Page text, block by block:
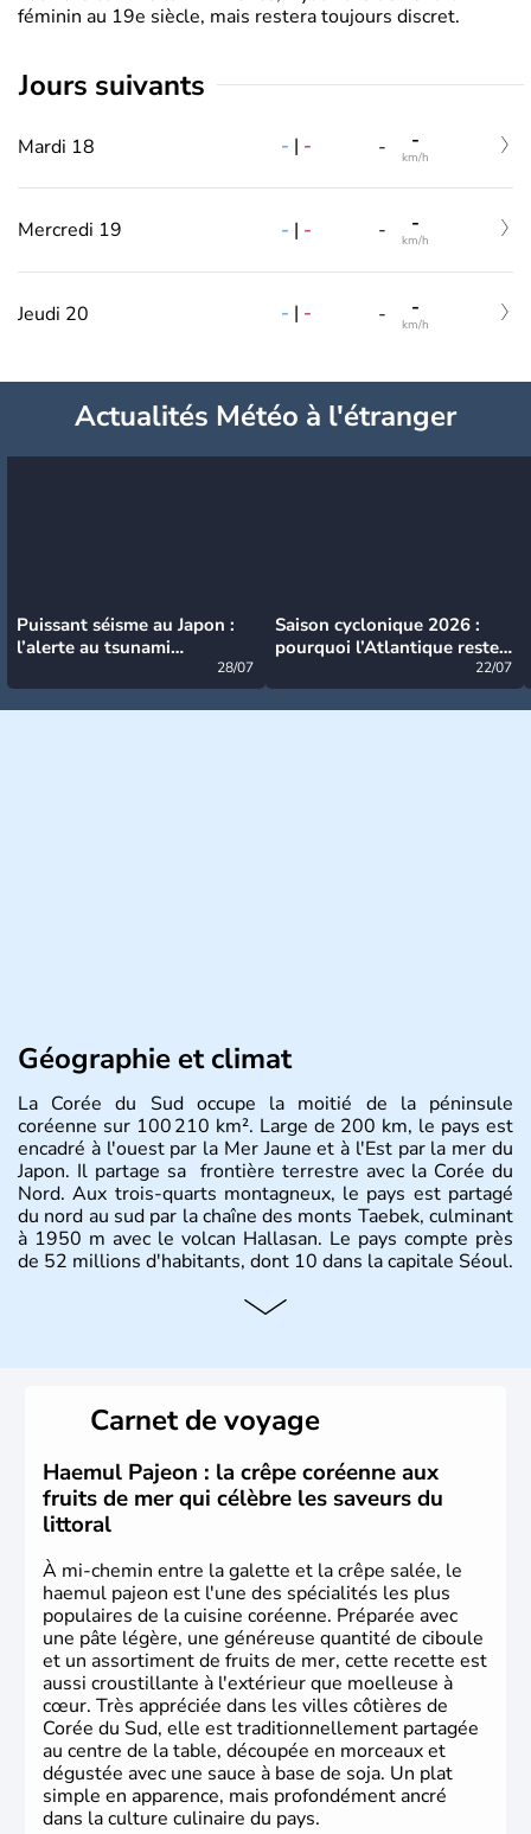
féminin au 19e siècle, mais restera toujours discret.
jours suivants
Mardi 18 - | - - -
km/h
Mercredi 19 - | - - -
km/h
Jeudi 20 - | - - -
km/h
Actualités Météo à l'étranger
Puissant séisme au Japon :
l’alerte au tsunami
28/07
Saison cyclonique 2026 :
pourquoi l’Atlantique reste
22/07
Géographie et climat
La Corée du Sud occupe la moitié de la péninsule
coréenne sur 100 210 km². Large de 200 km, le pays est
encadré à l'ouest par la Mer Jaune et à l'Est par la mer du
Japon. Il partage sa frontière terrestre avec la Corée du
Nord. Aux trois-quarts montagneux, le pays est partagé
du nord au sud par la chaîne des monts Taebek, culminant
à 1950 m avec le volcan Hallasan. Le pays compte près
de 52 millions d'habitants, dont 10 dans la capitale Séoul.
Histoire et administration
christianisme et le bouddhisme en sont les deux
principales religions. Ce pays partage sa culture avec la
Corée du Nord. Les Jeux Olympiques s’y sont déroulés en
1988, de même que la Coupe du Monde de football en
2002, en collaboration avec le Japon.
Carnet de voyage
Haemul Pajeon : la crêpe coréenne aux
fruits de mer qui célèbre les saveurs du
littoral
À mi-chemin entre la galette et la crêpe salée, le
haemul pajeon est l'une des spécialités les plus
populaires de la cuisine coréenne. Préparée avec
une pâte légère, une généreuse quantité de ciboule
et un assortiment de fruits de mer, cette recette est
aussi croustillante à l'extérieur que moelleuse à
cœur. Très appréciée dans les villes côtières de
Corée du Sud, elle est traditionnellement partagée
au centre de la table, découpée en morceaux et
dégustée avec une sauce à base de soja. Un plat
simple en apparence, mais profondément ancré
dans la culture culinaire du pays.